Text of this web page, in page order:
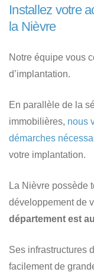
Installez votre
la Nièvre
Notre équipe vous
d’implantation.
En parallèle de la
immobilières, nous
démarches
votre implantation.
La Nièvre possède
développement de
département est
Ses infrastructures
facilement de